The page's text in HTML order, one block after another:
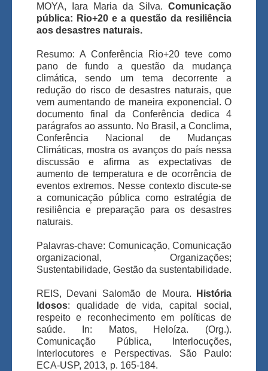
MOYA, Iara Maria da Silva.
Comunicação
pública: Rio+20 e a questão da resiliência
aos desastres naturais.
Resumo: A Conferência Rio+20 teve como
pano de fundo a questão da mudança
climática, sendo um tema decorrente a
redução do risco de desastres naturais, que
vem aumentando de maneira exponencial. O
documento final da Conferência dedica 4
parágrafos ao assunto. No Brasil, a Conclima,
Conferência Nacional de Mudanças
Climáticas, mostra os avanços do país nessa
discussão e afirma as expectativas de
aumento de temperatura e de ocorrência de
eventos extremos. Nesse contexto discute-se
a comunicação pública como estratégia de
resiliência e preparação para os desastres
naturais.
Palavras-chave: Comunicação, Comunicação
organizacional, Organizações;
Sustentabilidade, Gestão da sustentabilidade.
REIS, Devani Salomão de Moura.
História
Idosos: qualidade de vida, capital social,
respeito e reconhecimento em políticas de
saúde. In: Matos, Heloíza. (Org.).
Comunicação Pública, Interlocuções,
Interlocutores e Perspectivas. São Paulo:
ECA-USP, 2013, p. 165-184.